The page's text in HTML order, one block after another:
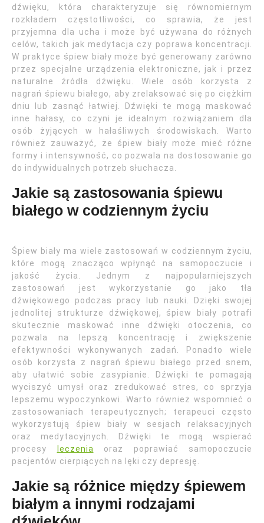
dźwięku, która charakteryzuje się równomiernym
rozkładem częstotliwości, co sprawia, że jest
przyjemna dla ucha i może być używana do różnych
celów, takich jak medytacja czy poprawa koncentracji.
W praktyce śpiew biały może być generowany zarówno
przez specjalne urządzenia elektroniczne, jak i przez
naturalne źródła dźwięku. Wiele osób korzysta z
nagrań śpiewu białego, aby zrelaksować się po ciężkim
dniu lub zasnąć łatwiej. Dźwięki te mogą maskować
inne hałasy, co czyni je idealnym rozwiązaniem dla
osób żyjących w hałaśliwych środowiskach. Warto
również zauważyć, że śpiew biały może mieć różne
formy i intensywność, co pozwala na dostosowanie go
do indywidualnych potrzeb słuchacza.
Jakie są zastosowania śpiewu
białego w codziennym życiu
Śpiew biały ma wiele zastosowań w codziennym życiu,
które mogą znacząco wpłynąć na samopoczucie i
jakość życia. Jednym z najpopularniejszych
zastosowań jest wykorzystanie go jako tła
dźwiękowego podczas pracy lub nauki. Dzięki swojej
jednolitej strukturze dźwiękowej, śpiew biały potrafi
skutecznie maskować inne dźwięki otoczenia, co
pozwala na lepszą koncentrację i zwiększenie
efektywności wykonywanych zadań. Ponadto wiele
osób korzysta z nagrań śpiewu białego przed snem,
aby ułatwić sobie zasypianie. Dźwięki te pomagają
wyciszyć umysł oraz zredukować stres, co sprzyja
lepszemu wypoczynkowi. Warto również wspomnieć o
zastosowaniach terapeutycznych; terapeuci często
wykorzystują śpiew biały w sesjach relaksacyjnych
oraz medytacyjnych. Dźwięki te mogą wspierać
procesy leczenia oraz poprawiać samopoczucie
pacjentów cierpiących na lęki czy depresję.
Jakie są różnice między śpiewem
białym a innymi rodzajami